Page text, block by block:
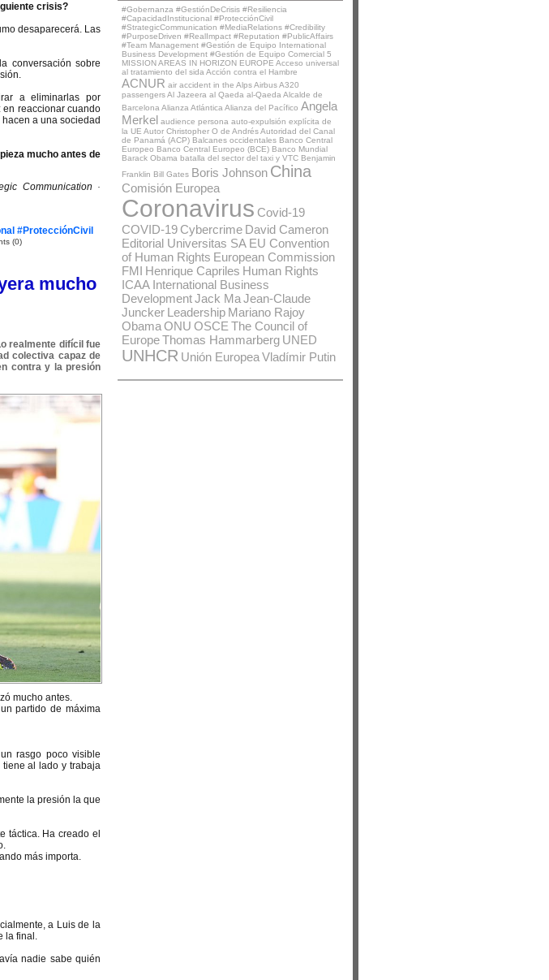
crisis?
desaparecerá. Las
conversación sobre
a eliminarlas por
reaccionar cuando
a una sociedad
mucho antes de
Communication ·
#ProtecciónCivil
(0)
mucho
realmente difícil fue
colectiva capaz de
contra y la presión
mucho antes.
partido de máxima
rasgo poco visible
al lado y trabaja
la presión la que
táctica. Ha creado el
más importa.
a Luis de la
la final.
nadie sabe quién
#Gobernanza #GestiónDeCrisis #Resiliencia
#CapacidadInstitucional #ProtecciónCivil
#StrategicCommunication #MediaRelations #Credibility
#PurposeDriven #RealImpact #Reputation #PublicAffairs
#Team Management #Gestión de Equipo International
Business Development #Gestión de Equipo Comercial 5
MISSION AREAS IN HORIZON EUROPE Acceso universal
al tratamiento del sida Acción contra el Hambre
ACNUR air accident in the AlpsAirbus A320
passengersAl Jazeera al Qaeda al-Qaeda Alcalde de
Barcelona Alianza Atlántica Alianza del Pacífico Angela
Merkel audience persona auto-expulsión explícita de
la UE Autor Christopher O de AndrésAutoridad del Canal
de Panamá (ACP) Balcanes occidentales Banco Central
Europeo Banco Central Europeo (BCE) Banco Mundial
Barack Obama batalla del sector del taxi y VTC Benjamin
Franklin Bill Gates Boris Johnson China
Comisión Europea
Coronavirus Covid-19
COVID-19 Cybercrime David Cameron
Editorial Universitas SA EU Convention
of Human Rights European Commission
FMI Henrique Capriles Human Rights
ICAA International Business
DevelopmentJack MaJean-Claude
Juncker Leadership Mariano Rajoy
ObamaONU OSCE The Council of
EuropeThomas Hammarberg UNED
UNHCR Unión EuropeaVladímir Putin